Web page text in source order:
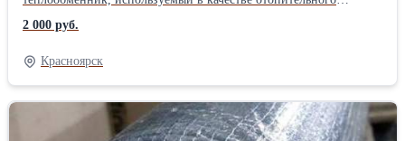
прибора в системах водяного отопления в жилых и нежилых
помещениях.
2 000 руб.
Красноярск